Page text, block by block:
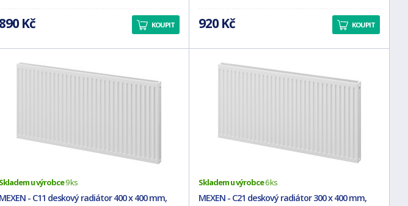
890 Kč KOUPIT 920 Kč KOUPIT
Skladem u výrobce9 ks
MEXEN - C11 deskový radiátor 400 x 400 mm,
Skladem u výrobce6 ks
MEXEN - C21 deskový radiátor 300 x 400 mm,